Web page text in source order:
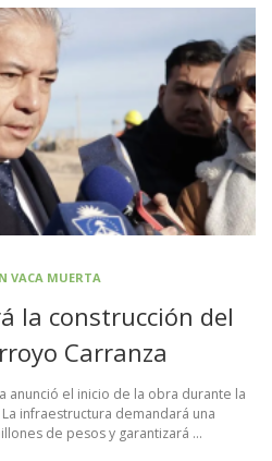
VACA MUERTA
la construcción del
Carranza
anunció el inicio de la obra durante la
infraestructura demandará una
de pesos y garantizará …